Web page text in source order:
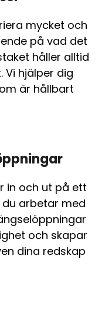
mycket och
på vad det
håller alltid
Vi hjälper dig
är hållbart
in och ut på ett
arbetar med
och skapar
dina redskap